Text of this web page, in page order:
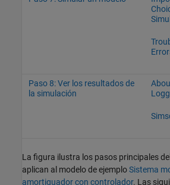
Paso 8: Ver los resultados de
la simulación
La figura ilustra los pasos principales
aplican al modelo de ejemploSistema
amortiguador con controlador. Las